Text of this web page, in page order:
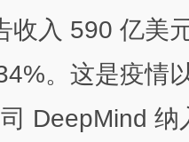
收入 590 亿美
。这是疫情
DeepMind